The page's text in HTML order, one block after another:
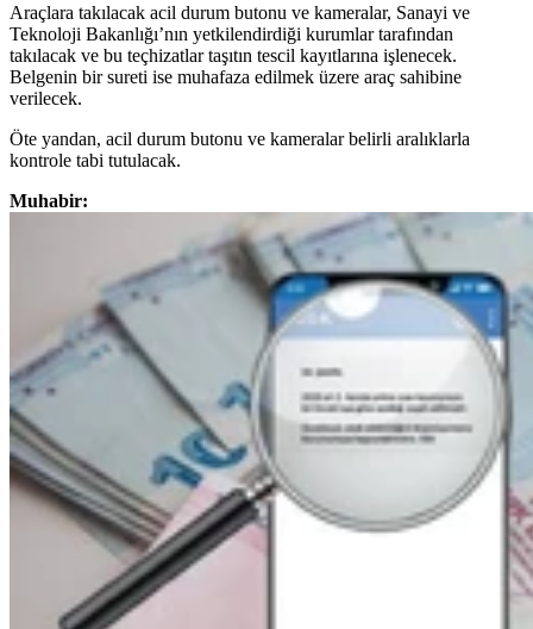
Araçlara takılacak acil durum butonu ve kameralar, Sanayi ve
Teknoloji Bakanlığı’nın yetkilendirdiği kurumlar tarafından
takılacak ve bu teçhizatlar taşıtın tescil kayıtlarına işlenecek.
Belgenin bir sureti ise muhafaza edilmek üzere araç sahibine
verilecek.
Öte yandan, acil durum butonu ve kameralar belirli aralıklarla
kontrole tabi tutulacak.
Muhabir: